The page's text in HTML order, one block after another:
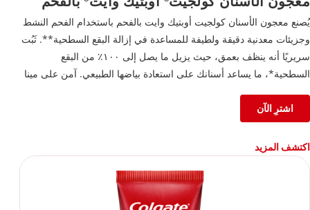
يُصنع معجون الأسنان كولجيت أوبتيك وايت بالفحم باستخدام الفحم النشط
وجزيئات معدنية دقيقة ولطيفة للمساعدة في إزالة البقع السطحية**. ثَبُت
سريريًا أنه ينظف بعمق، حيث يزيل ما يصل إلى ١٠٠٪ من البقع
السطحية*، ما يساعد أسنانك على استعادة بياضها الطبيعي. آمن على مينا
أكثر بياضًا وانتعاشًا مع كل مرة تنظف فيها أسنانك.
*بعد أسبوعين من الاستخدام مرتين يوميًا
**يُستخدم وفق التعليمات لإزالة البقع السطحية فقط.
اشترِ الآن
اكتشف المزيد